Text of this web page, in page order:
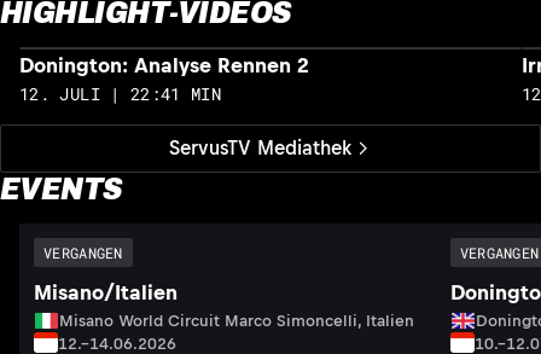
HIGHLIGHT-VIDEOS
ServusTV Mediathek
Donington: Analyse Rennen 2
12. JULI | 22:41 MIN
EVENTS
VERGANGEN
Misano/Italien
Misano World Circuit Marco Simoncelli, Italien
12.–14.06.2026
VERGANGEN